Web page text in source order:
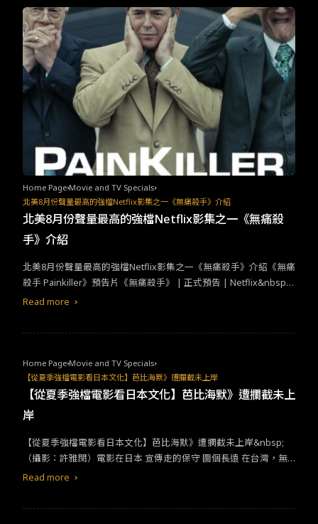
的祕密以及難以克制的慾望。&nbsp;《後窗》&nbsp; 改編自
短篇小說It Had to Be Murder，在1945年由希區考克所執導，目前
為止已經有著許多不同版本的電影與電視翻拍與重製。 劇情 描述一
名受了傷不得不長時間在家的男主角，因為被關悶了，順手拿起身
旁的望遠鏡，原本只是想滿足好奇心窺視周遭發生的一切，想不到
的是透過望遠鏡，他目擊了一場凶殺案，自己也牽扯其中。影片的
場景利用窗戶此元素，簡單化分為窗內和窗外的世界和鏡頭，用最
簡單的方式，描述最複雜的故事。
正是因為韓國是一個追求快速的一個國家，這樣子的文化使得韓國
的各方面成長都想當得快速，追求快速之下變成民眾開始不喜愛長
篇影劇，所以大家熟知的韓劇幾乎都是16、14集的集數，但隨時間
過去10幾集的影片也已成為不短的集數，所以近幾年開始有了6、8
集的影劇。而《D.P逃兵追緝令》系列也是屬於短篇影劇，因為劇情
緊湊讓觀眾全心投入，且毫無拖片部分，讓什麼都講求快速文化的
韓國觀眾更是可以一口呵氣看完整部戲劇，也因此更受觀眾的喜
愛。 其次是因為劇中揭開的這些韓國軍隊內部的荒唐和腐敗的默許
文化，正是坐在電視前收看的各位韓國人，在當兵時期曾經經歷過
或是聽過，身處過在這個腐敗的群體中，才更能深刻體會，也是因
為此才吸引了廣大的收視群。&nbsp;&nbsp;但也因此在《D.P逃兵
追緝令2》上映後，韓國真實軍中事件也又再次慢慢浮出水面成為國
民的討論話題，甚至民主黨代表李在明提及“已故蔡秀根下士事
件”，並指出“2023年大韓民國軍隊的現實狀況比連續劇中更為現實
且慘淡，甚至表明劇中一等兵曹錫峰曾說的一句台詞「仍然沒有改
變，什麼都沒有」的埋怨，如今一直縈繞在自己的腦海裡。從此可
推測經歷多年過後的大韓民國軍隊內部依然還是有不少需要改善的
部分。
Home Page Movie and TV Specials
北美8月份聲量最高的強檔Netflix影集之一《無痛殺手》介紹
北美8月份聲量最高的強檔Netflix影集之一《無痛殺
手》介紹
北美8月份聲量最高的強檔Netflix影集之一《無痛殺手》介紹《無痛
殺手 Painkiller》預告片《無痛殺手》 | 正式預告 | Netflix&nbsp;
北美8月份聲量最高的強檔Netflix影集之一《無痛殺手》，是一部只
的，醫藥犯罪劇情影集。《無痛殺手》深入北美的鴉片類藥物危機
的起源，揭發用於緩解疼痛的「 疼始康定 OxyContin」類鴉片止痛
藥的故事始末，其Opioid（俗稱鴉片）雖然具有止痛的效果，卻成
癮性十足。好萊塢巨星集演員 馬修·柏德瑞克（Matthew Broderic
k）跳脫以往的正派形象，在影集裡主演反派的藥廠巨頭，伴隨著權
力和金錢的引誘，將成癮藥品裹上糖衣，以合法的方式深入醫療體
系，吸食病人、弱勢對於體系的信任，讓無法承受痛苦的病人，藉
Read more
Home Page Movie and TV Specials
【從夏季強檔電影看日本文化】芭比海默》遭攔截未上岸
【從夏季強檔電影看日本文化】芭比海默》遭攔截未上
岸
【從夏季強檔電影看日本文化】芭比海默》遭攔截未上岸&nbsp;
（攝影：許雅閔）電影在日本 宣傳走的保守 圖個長遠 在台灣，無
論是本土電影或是海外電影，只要有票房保證和大卡司排檔，宣傳
Read more